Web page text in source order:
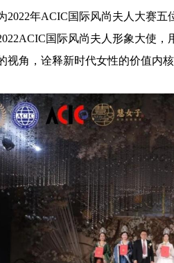
2022年ACIC国际风尚夫人大赛
国际风尚夫人形象大使
视角，诠释新时代女性的价值内核